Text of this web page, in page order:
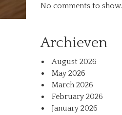
No comments to show.
Archieven
August 2026
May 2026
March 2026
February 2026
January 2026